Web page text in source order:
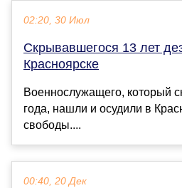
02:20, 30 Июл
Скрывавшегося 13 лет
Красноярске
Военнослужащего, который
года, нашли и осудили в
свободы....
00:40, 20 Дек